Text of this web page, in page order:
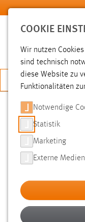
Zum Hauptinhalt
SUCHE
FILTER
Typ
Erstellungsdatum
COOKIE
Wir nutzen
sind technisch
diese Website zu
Funktionalitäten
Notwendige
Statistik
Marketing
Externe Medien